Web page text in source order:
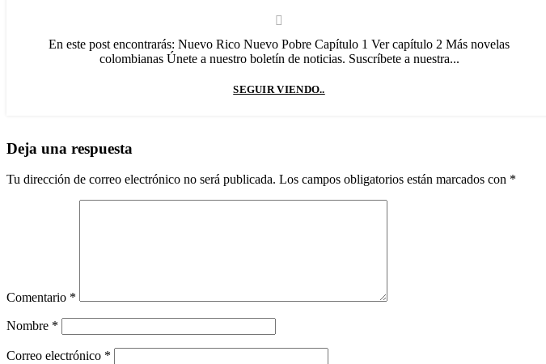
En este post encontrarás: Nuevo Rico Nuevo Pobre Capítulo 1 Ver capítulo 2 Más novelas
colombianas Únete a nuestro boletín de noticias. Suscríbete a nuestra...
SEGUIR VIENDO..
Deja una respuesta
Tu dirección de correo electrónico no será publicada. Los campos obligatorios están marcados con *
Comentario *
Nombre *
Correo electrónico *